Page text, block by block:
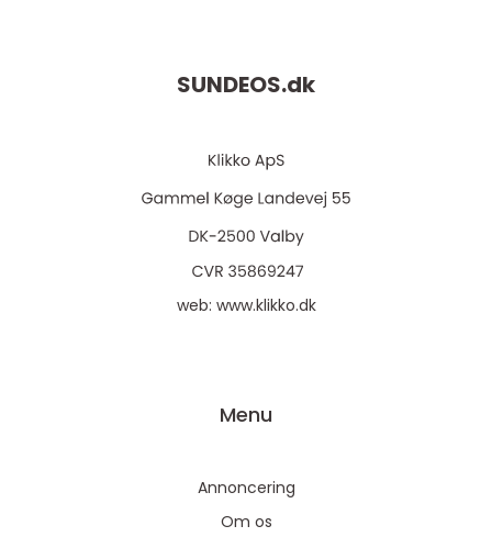
SUNDEOS.dk
web: www.klikko.dk
Menu
Annoncering
Om os